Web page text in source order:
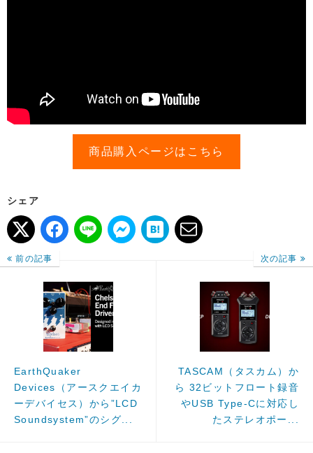
商品購入ページはこちら
シェア
前の記事
EarthQuaker
Devices（アースクエイカ
ーデバイセス）から”LCD
Soundsystem”のシグ...
次の記事
TASCAM（タスカム）か
ら 32ビットフロート録音
やUSB Type-Cに対応し
たステレオポー...